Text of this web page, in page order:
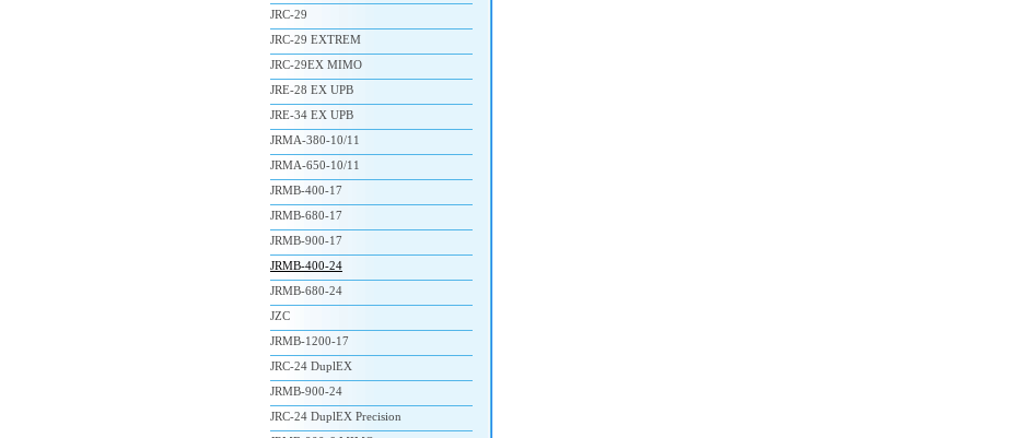
JRC-29
JRC-29 EXTREM
JRC-29EX MIMO
JRE-28 EX UPB
JRE-34 EX UPB
JRMA-380-10/11
JRMA-650-10/11
JRMB-400-17
JRMB-680-17
JRMB-900-17
JRMB-400-24
JRMB-680-24
JZC
JRMB-1200-17
JRC-24 DuplEX
JRMB-900-24
JRC-24 DuplEX Precision